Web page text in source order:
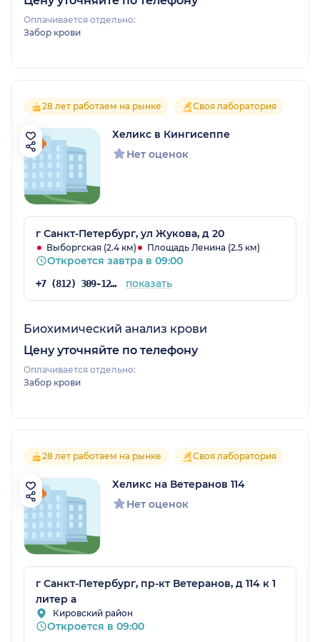
Оплачивается отдельно:
Забор крови
28 лет работаем на рынке Своя лаборатория
Хеликс в Кингисеппе
Нет оценок
г Санкт-Петербург, ул Жукова, д 20
Выборгская (2.4 км) Площадь Ленина (2.5 км)
Откроется завтра в 09:00
+7 (812) 309-12-21 показать
Биохимический анализ крови
Цену уточняйте по телефону
Оплачивается отдельно:
Забор крови
28 лет работаем на рынке Своя лаборатория
Хеликс на Ветеранов 114
Нет оценок
г Санкт-Петербург, пр-кт Ветеранов, д 114 к 1
литер а
Кировский район
Откроется в 09:00